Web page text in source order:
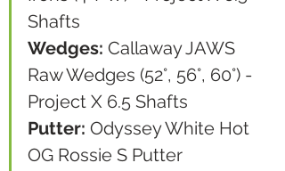
Shafts
Wedges: Callaway JAWS
Raw Wedges (52°, 56°, 60°) -
Project X 6.5 Shafts
Putter: Odyssey White Hot
OG Rossie S Putter